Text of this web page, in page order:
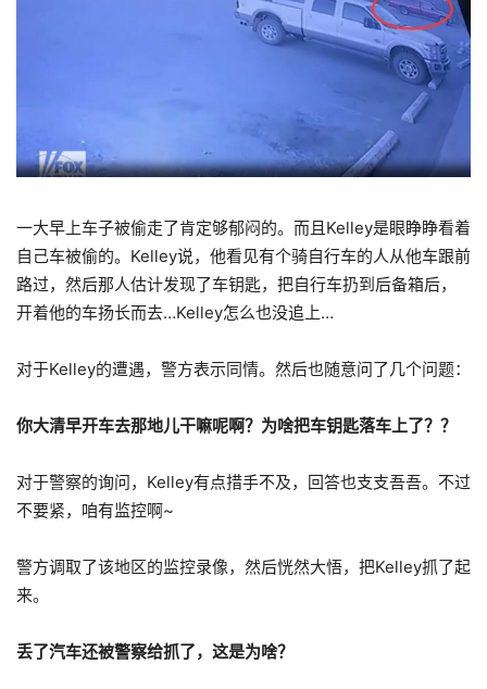
一大早上车子被偷走了肯定够郁闷的。而且Kelley是眼睁睁看着
自己车被偷的。Kelley说，他看见有个骑自行车的人从他车跟前
路过，然后那人估计发现了车钥匙，把自行车扔到后备箱后，
开着他的车扬长而去…Kelley怎么也没追上…
对于Kelley的遭遇，警方表示同情。然后也随意问了几个问题：
你大清早开车去那地儿干嘛呢啊？为啥把车钥匙落车上了？？
对于警察的询问，Kelley有点措手不及，回答也支支吾吾。不过
不要紧，咱有监控啊~
警方调取了该地区的监控录像，然后恍然大悟，把Kelley抓了起
来。
丢了汽车还被警察给抓了，这是为啥？